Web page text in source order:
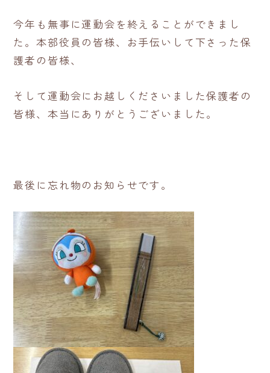
今年も無事に運動会を終えることができまし
た。本部役員の皆様、お手伝いして下さった保
護者の皆様、
そして運動会にお越しくださいました保護者の
皆様、本当にありがとうございました。
最後に忘れ物のお知らせです。